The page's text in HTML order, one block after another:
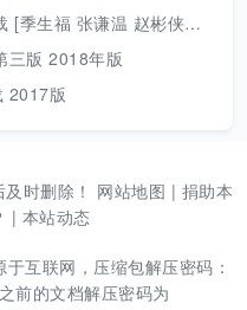
张谦温 赵彬侠编] 2011年版
三版 2018年版
2017版
时删除！ 网站地图 | 捐助本
| 本站动态
互联网，压缩包解压密码：
前的文档解压密码为